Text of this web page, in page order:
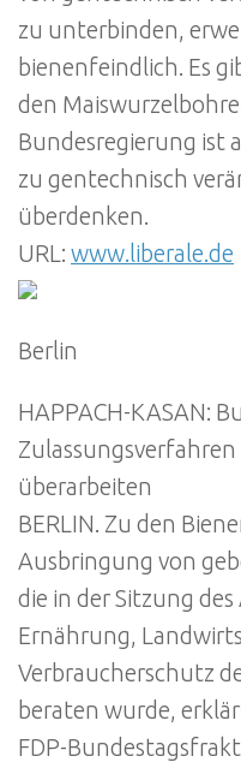
zu unterbinden,
bienenfeindlich. Es
den
Bundesregierung ist
zu gentechnisch
überdenken.
URL: www.liberale.de
Berlin
HAPPACH-KASAN:
überarbeiten
BERLIN. Zu den
Ausbringung von
die in der Sitzung
Ernährung,
Verbraucherschutz
beraten wurde,
FDP-